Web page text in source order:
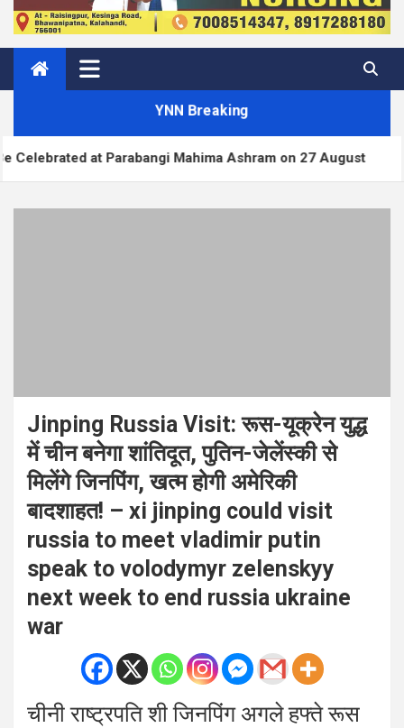
YNN Breaking
Parabangi Mahima Ashram on 27 August
Jinping Russia Visit: रूस-यूक्रेन युद्ध
में चीन बनेगा शांतिदूत, पुतिन-जेलेंस्की से
मिलेंगे जिनपिंग, खत्म होगी अमेरिकी
बादशाहत! – xi jinping could visit
russia to meet vladimir putin
speak to volodymyr zelenskyy
next week to end russia ukraine
war
चीनी राष्ट्रपति शी जिनपिंग अगले हफ्ते रूस